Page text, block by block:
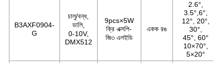
B3AXF0904-
G
চালু/বন্ধ,
ডালি,
0-10V,
DMX512
9pcs×5W
ক্রি এক্সপি-
জি৩ এলইডি
একক রঙ
2.6°,
3.5°,6°,
12°, 20°,
30°,
45°, 60°
10×70°,
5×20°